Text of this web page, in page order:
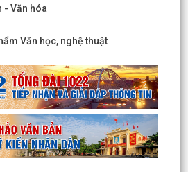
- Văn hóa
Văn học, nghệ thuật
3039/QĐ-UBND ngày 31/7/2026
UBND thành phố về việc công bố
khai thực hiện Nghị định số
CP ngày 13/7/2026 của Chính
hợp triển khai các hoạt động